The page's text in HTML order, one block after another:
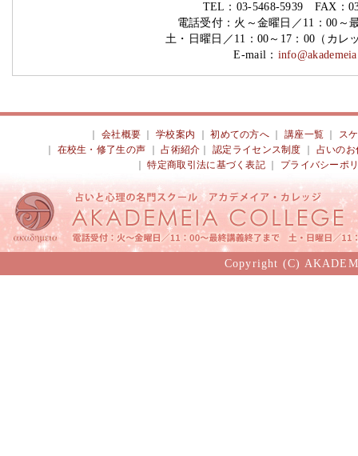
TEL：03-5468-5939 FAX：
電話受付：火～金曜日／11：00～
土・日曜日／11：00～17：00（カレ
E-mail：
会社概要 ｜学校案内 ｜初めての方へ 講座一覧
ス
在校生・修了生の声 ｜占術紹介 ｜認定ライセンス制度
占いのお
｜特定商取引法に基づく表記 プライバシーポ
Copyright (C)